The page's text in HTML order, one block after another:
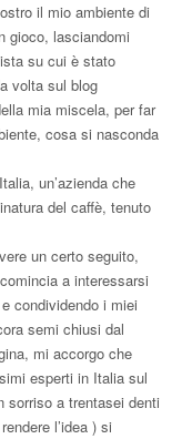
il mio ambiente di
gioco, lasciandomi
su cui è stato
volta sul blog
mia miscela, per far
cosa si nasconda
un’azienda che
del caffè, tenuto
un certo seguito,
a interessarsi
condividendo i miei
semi chiusi dal
mi accorgo che
esperti in Italia sul
sorriso a trentasei denti
l’idea ) si